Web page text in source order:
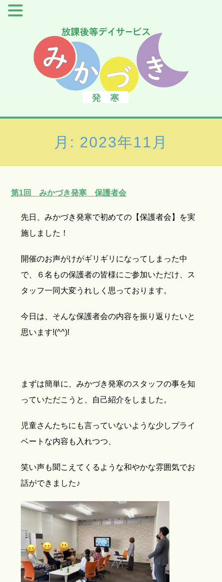
月: 2023年11月
第1回 みかづき発寒 保護者会
先日、みかづき発寒で初めての【保護者会】を実
施しました！
開催のお声がけがギリギリになってしまった中
で、６名もの保護者の皆様にご参加いただけ、ス
タッフ一同大変うれしく思っております。
今日は、そんな保護者会の内容を振り返りたいと
思います!(^^)!
まずは簡単に、みかづき発寒のスタッフの事を知
っていただこうと、自己紹介をしました。
児童さんたちにも言っていないような少しプライ
ベートな内容も入れつつ、
笑い声も聞こえてくるような和やかな雰囲気でお
話ができました♪